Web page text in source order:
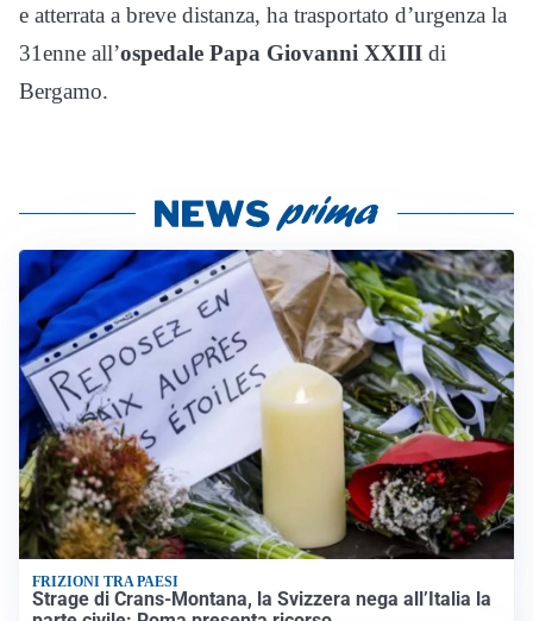
e atterrata a breve distanza, ha trasportato d’urgenza la
31enne all’ospedale Papa Giovanni XXIII di
Bergamo.
FRIZIONI TRA PAESI
Strage di Crans-Montana, la Svizzera nega all’Italia la